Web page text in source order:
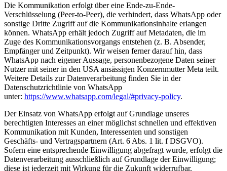
Die Kommunikation erfolgt über eine Ende-zu-Ende-
Verschlüsselung (Peer-to-Peer), die verhindert, dass WhatsApp oder
sonstige Dritte Zugriff auf die Kommunikationsinhalte erlangen
können. WhatsApp erhält jedoch Zugriff auf Metadaten, die im
Zuge des Kommunikationsvorgangs entstehen (z. B. Absender,
Empfänger und Zeitpunkt). Wir weisen ferner darauf hin, dass
WhatsApp nach eigener Aussage, personenbezogene Daten seiner
Nutzer mit seiner in den USA ansässigen Konzernmutter Meta teilt.
Weitere Details zur Datenverarbeitung finden Sie in der
Datenschutzrichtlinie von WhatsApp
unter: https://www.whatsapp.com/legal/#privacy-policy.
Der Einsatz von WhatsApp erfolgt auf Grundlage unseres
berechtigten Interesses an einer möglichst schnellen und effektiven
Kommunikation mit Kunden, Interessenten und sonstigen
Geschäfts- und Vertragspartnern (Art. 6 Abs. 1 lit. f DSGVO).
Sofern eine entsprechende Einwilligung abgefragt wurde, erfolgt die
Datenverarbeitung ausschließlich auf Grundlage der Einwilligung;
diese ist jederzeit mit Wirkung für die Zukunft widerrufbar.